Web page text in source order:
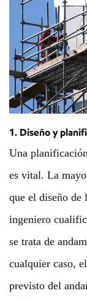
1. Diseño y
Una
es vital. La
que el diseño de
ingeniero
se trata de
cualquier caso,
previsto del